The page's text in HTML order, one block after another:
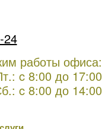
24
работы офиса:
c 8:00 до 17:00
c 8:00 до 14:00